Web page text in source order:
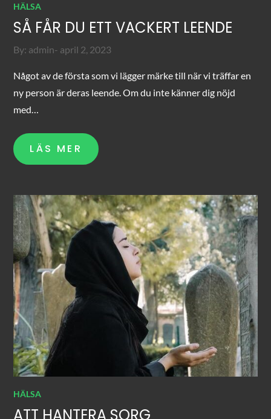
HÄLSA
SÅ FÅR DU ETT VACKERT LEENDE
By: admin Posted
april 2, 2023
Något av de första som vi lägger märke till när vi träffar en
ny person är deras leende. Om du inte känner dig nöjd
med…
LÄS MER
HÄLSA